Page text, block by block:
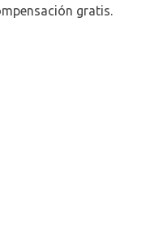
gratis.